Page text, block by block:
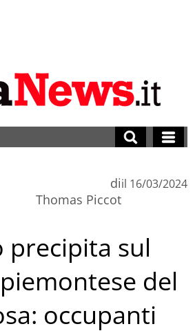
di
Thomas Piccot
il 16/03/2024
precipita sul
del
occupanti